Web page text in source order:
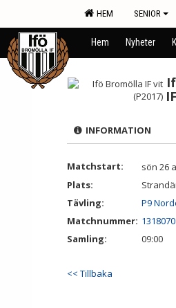
HEM SENIOR
Hem Nyheter
INFORMATION
Matchstart:
sön 26
Plats:
Tävling:
P9
Matchnummer:
Samling:
09:00
<< Tillbaka